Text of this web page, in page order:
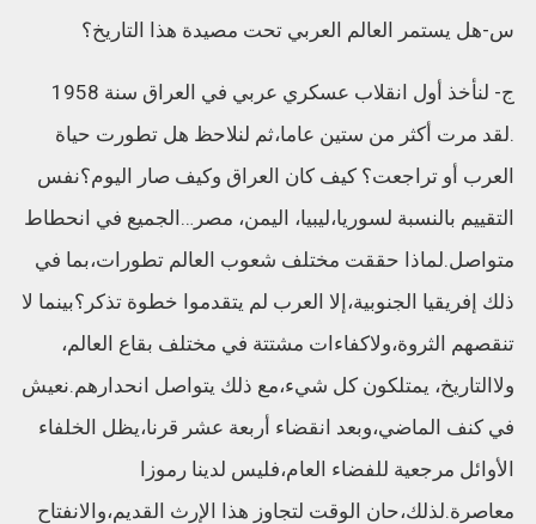
س-هل يستمر العالم العربي تحت مصيدة هذا التاريخ؟
ج- لنأخذ أول انقلاب عسكري عربي في العراق سنة 1958
.لقد مرت أكثر من ستين عاما،ثم لنلاحظ هل تطورت حياة
العرب أو تراجعت؟ كيف كان العراق وكيف صار اليوم؟نفس
التقييم بالنسبة لسوريا،ليبيا، اليمن، مصر…الجميع في انحطاط
متواصل.لماذا حققت مختلف شعوب العالم تطورات،بما في
ذلك إفريقيا الجنوبية،إلا العرب لم يتقدموا خطوة تذكر؟بينما لا
تنقصهم الثروة،ولاكفاءات مشتتة في مختلف بقاع العالم،
ولاالتاريخ، يمتلكون كل شيء،مع ذلك يتواصل انحدارهم.نعيش
في كنف الماضي،وبعد انقضاء أربعة عشر قرنا،يظل الخلفاء
الأوائل مرجعية للفضاء العام،فليس لدينا رموزا
معاصرة.لذلك،حان الوقت لتجاوز هذا الإرث القديم،والانفتاح